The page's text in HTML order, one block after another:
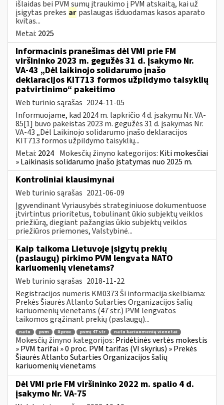
išlaidas bei PVM sumų įtraukimo į PVM atskaitą, kai už
įsigytas prekes ar paslaugas išduodamas kasos aparato
kvitas...
Metai: 2025
Informacinis pranešimas dėl VMI prie FM
viršininko 2023 m. gegužės 31 d. įsakymo Nr.
VA-43 „Dėl laikinojo solidarumo įnašo
deklaracijos KIT713 formos užpildymo taisyklių
patvirtinimo“ pakeitimo
Web turinio sąrašas 2024-11-05
Informuojame, kad 2024 m. lapkričio 4 d. įsakymu Nr. VA-
85[1] buvo pakeistas 2023 m. gegužės 31 d. įsakymas Nr.
VA-43 „Dėl Laikinojo solidarumo įnašo deklaracijos
KIT713 formos užpildymo taisyklių...
Metai: 2024 Mokesčių žinyno kategorijos: Kiti mokesčiai
» Laikinasis solidarumo įnašo įstatymas nuo 2025 m.
Kontroliniai klausimynai
Web turinio sąrašas 2021-06-09
Įgyvendinant Vyriausybės strateginiuose dokumentuose
įtvirtintus prioritetus, tobulinant ūkio subjektų veiklos
priežiūrą, diegiant pažangias ūkio subjektų veiklos
priežiūros priemones, Valstybinė...
Kaip taikoma Lietuvoje įsigytų prekių
(paslaugų) pirkimo PVM lengvata NATO
kariuomenių vienetams?
Web turinio sąrašas 2018-11-22
Registracijos numeris KM0373 Ši informacija skelbiama:
Prekės Šiaurės Atlanto Sutarties Organizacijos šalių
kariuomenių vienetams (47 str.) PVM lengvatos
taikomos grąžinant prekių (paslaugų)...
nato pvm 0 proc pvmį 47 str nato kariuomenių vienetai
Mokesčių žinyno kategorijos: Pridėtinės vertės mokestis
» PVM tarifai » 0 proc. PVM tarifas (VI skyrius) » Prekės
Šiaurės Atlanto Sutarties Organizacijos šalių
kariuomenių vienetams
Dėl VMI prie FM viršininko 2022 m. spalio 4 d.
įsakymo Nr. VA-75